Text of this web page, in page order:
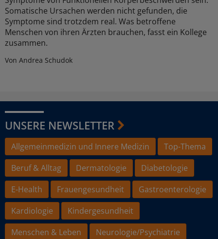
Somatische Ursachen werden nicht gefunden, die
Symptome sind trotzdem real. Was betroffene
Menschen von ihren Ärzten brauchen, fasst ein Kollege
zusammen.
Von Andrea Schudok
UNSERE NEWSLETTER
Allgemeinmedizin und Innere Medizin
Top-Thema
Beruf & Alltag
Dermatologie
Diabetologie
E-Health
Frauengesundheit
Gastroenterologie
Kardiologie
Kindergesundheit
Menschen & Leben
Neurologie/Psychiatrie